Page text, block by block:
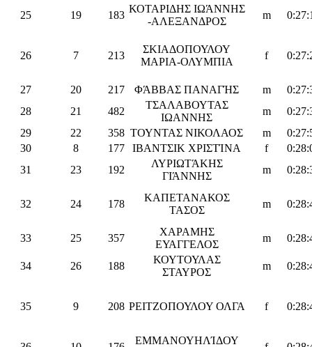
25 19 183
ΚΟΤΑΡΙΔΗΣ ΙΩΆΝΝΗΣ
-ΑΛΕΞΑΝΔΡΟΣ
m
26 7 213
ΣΚΙΑΔΟΠΟΥΛΟΥ
ΜΑΡΙΑ-ΟΛΥΜΠΙΑ
f
27 20 217 ΦΆΒΒΑΣ ΠΑΝΑΓΉΣ m
28
21 482
ΤΣΑΛΑΒΟΥΤΑΣ
ΙΩΑΝΝΗΣ
m
29
22 358 ΤΟΥΝΤΑΣ ΝΙΚΟΛΑΟΣ m
30
8 177 ΙΒΑΝΤΣΙΚ ΧΡΙΣΤΊΝΑ f
31
23 192
ΛΥΡΙΩΤΆΚΗΣ
ΓΙΆΝΝΗΣ
m
32 24 178
ΚΑΠΕΤΑΝΑΚΟΣ
ΤΑΣΟΣ
m
33 25 357
ΧΑΡΑΜΗΣ
ΕΥΑΓΓΕΛΟΣ
m
34 26 188
ΚΟΥΤΟΥΛΑΣ
ΣΤΑΥΡΟΣ
m
35 9 208 ΡΕΙΤΖΟΠΟΥΛΟΥ ΟΛΓΑ f
ΕΜΜΑΝΟΥΗΛΊΔΟΥ